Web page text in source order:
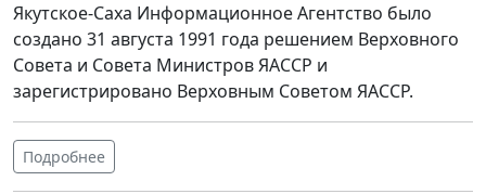
Якутское-Саха Информационное Агентство было
создано 31 августа 1991 года решением Верховного
Совета и Совета Министров ЯАССР и
зарегистрировано Верховным Советом ЯАССР.
Подробнее